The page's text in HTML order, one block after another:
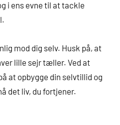
i ens evne til at tackle
mod dig selv. Husk på, at
lille sejr tæller. Ved at
at opbygge din selvtillid og
det liv, du fortjener.